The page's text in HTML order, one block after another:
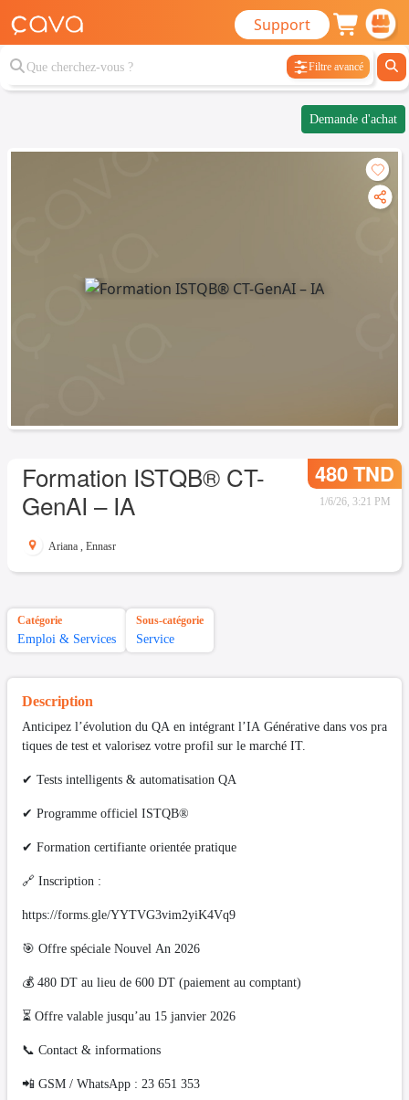
Support
Filtre avancé
Demande d'achat
Formation ISTQB® CT-
GenAI – IA
480 TND
1/6/26, 3:21 PM
Ariana , Ennasr
Catégorie
Emploi & Services
Sous-catégorie
Service
Description
Anticipez l’évolution du QA en intégrant l’IA Générative dans vos pra
tiques de test et valorisez votre profil sur le marché IT.
✔ Tests intelligents & automatisation QA
✔ Programme officiel ISTQB®
✔ Formation certifiante orientée pratique
🔗 Inscription :
https://forms.gle/YYTVG3vim2yiK4Vq9
🎯 Offre spéciale Nouvel An 2026
💰 480 DT au lieu de 600 DT (paiement au comptant)
⏳ Offre valable jusqu’au 15 janvier 2026
📞 Contact & informations
📲 GSM / WhatsApp : 23 651 353